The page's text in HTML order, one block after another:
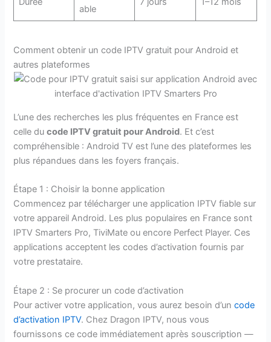
able
Comment obtenir un code IPTV gratuit pour Android et
autres plateformes
L’une des recherches les plus fréquentes en France est
celle ducode IPTV gratuit pour Android. Et c’est
compréhensible : Android TV est l’une des plateformes les
plus répandues dans les foyers français.
Étape 1 : Choisir la bonne application
Commencez par télécharger une application IPTV fiable sur
votre appareil Android. Les plus populaires en France sont
IPTV Smarters Pro, TiviMate ou encore Perfect Player. Ces
applications acceptent les codes d’activation fournis par
votre prestataire.
Étape 2 : Se procurer un code d’activation
Pour activer votre application, vous aurez besoin d’uncode
d’activation IPTV. Chez Dragon IPTV, nous vous
fournissons ce code immédiatement après souscription —